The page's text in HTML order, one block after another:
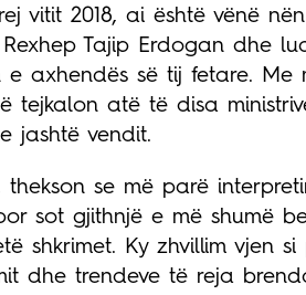
vitit 2018, ai është vënë
Tajip Erdogan dhe
e axhendës së tij fetare. Me
tejkalon atë të disa
jashtë vendit.
thekson se më parë
sot gjithnjë e më shumë
shkrimet. Ky zhvillim vjen
dhe trendeve të reja